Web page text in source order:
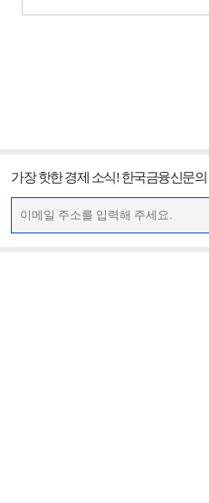
가장 핫한 경제 소식! 한국금융신문의